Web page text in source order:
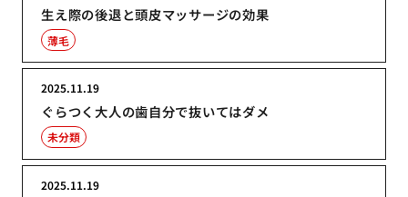
生え際の後退と頭皮マッサージの効果
薄毛
ぐらつく大人の歯自分で抜いてはダメ
2025.11.19
未分類
2025.11.19